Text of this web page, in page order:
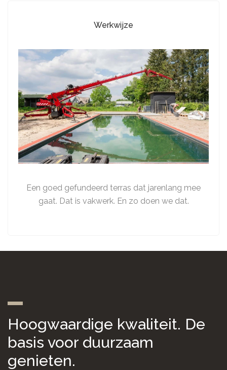
Werkwijze
Een goed gefundeerd terras dat jarenlang mee
gaat. Dat is vakwerk. En zo doen we dat.
Hoogwaardige kwaliteit. De
basis voor duurzaam
genieten.